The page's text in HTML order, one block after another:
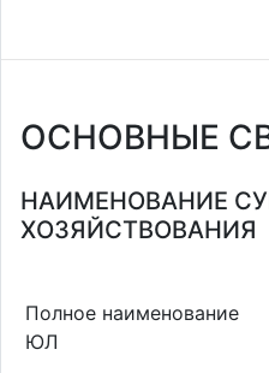
ОСНОВНЫЕ
НАИМЕНОВАНИЕ
ХОЗЯЙСТВОВАНИЯ
Полное наименование
ЮЛ